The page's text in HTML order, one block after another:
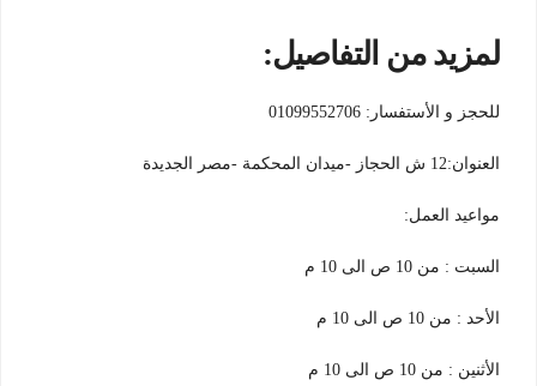
لمزيد من التفاصيل:
للحجز و الأستفسار: 01099552706
العنوان:12 ش الحجاز -ميدان المحكمة -مصر الجديدة
مواعيد العمل:
السبت : من 10 ص الى 10 م
الأحد : من 10 ص الى 10 م
الأثنين : من 10 ص الى 10 م